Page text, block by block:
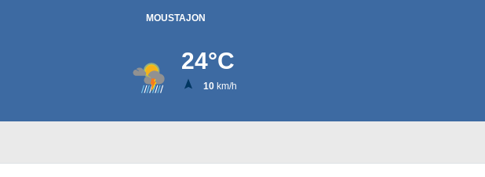
MOUSTAJON
24°C
10km/h